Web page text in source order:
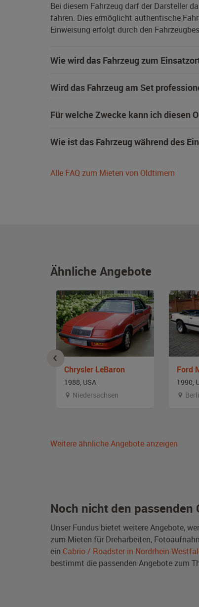
Bei diesem Fahrzeug darf der Darsteller
fahren. Dies ermöglicht authentische
Einweisung erfolgt durch den
Wie wird das Fahrzeug zum
Wird das Fahrzeug am Set
Für welche Zwecke kann ich diesen
Wie ist das Fahrzeug während des
Alle FAQ zum Mieten von Oldtimern
Ähnliche Angebote
Chrysler LeBaron
1988, USA
Niedersachsen
Ford
1990,
Weitere ähnliche Angebote anzeigen
Noch nicht den passenden
Unser Fundus bietet weitere Angebote,
zum Mieten für Dreharbeiten,
ein Cabrio / Roadster in Nordrhein-
bestimmt die passenden Angebote zum